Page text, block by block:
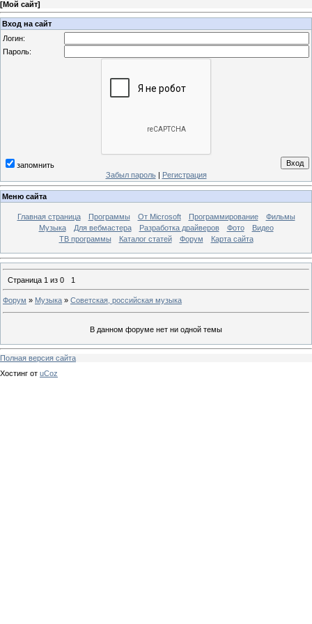
[Мой сайт]
Вход на сайт
Логин:
Пароль:
запомнить
Забыл пароль| Регистрация
Меню сайта
Главная страница Программы От Microsoft Программирование
Фильмы
Музыка
Для вебмастера Разработка драйверов Фото
Видео
ТВ программы
Каталог статей Форум Карта сайта
Страница 1 из 0 1
Форум » Музыка » Советская, российская музыка
В данном форуме нет ни одной темы
Полная версия сайта
Хостинг от uCoz